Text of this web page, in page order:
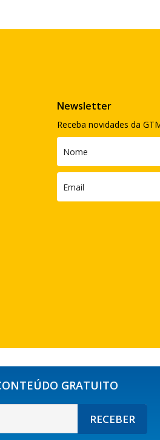
Newsletter
Receba novidades da
GRATUITO